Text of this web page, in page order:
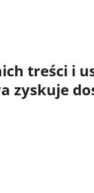
treści i
zyskuje